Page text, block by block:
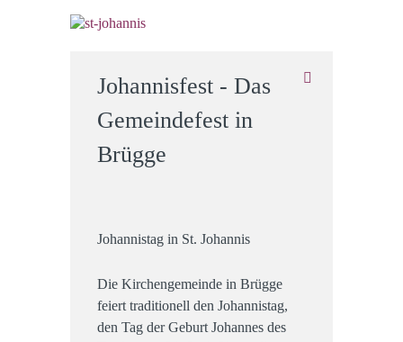
Johannisfest - Das
Gemeindefest in
Brügge
Johannistag in St. Johannis
Die Kirchengemeinde in Brügge
feiert traditionell den Johannistag,
den Tag der Geburt Johannes des